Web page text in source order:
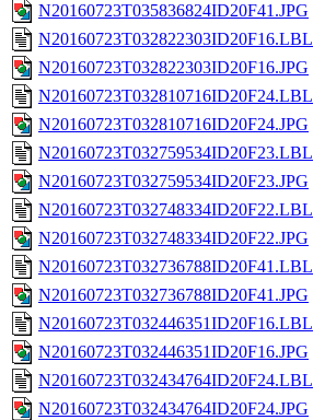
N20160723T035836824ID20F41.JPG
N20160723T032822303ID20F16.LBL
N20160723T032822303ID20F16.JPG
N20160723T032810716ID20F24.LBL
N20160723T032810716ID20F24.JPG
N20160723T032759534ID20F23.LBL
N20160723T032759534ID20F23.JPG
N20160723T032748334ID20F22.LBL
N20160723T032748334ID20F22.JPG
N20160723T032736788ID20F41.LBL
N20160723T032736788ID20F41.JPG
N20160723T032446351ID20F16.LBL
N20160723T032446351ID20F16.JPG
N20160723T032434764ID20F24.LBL
N20160723T032434764ID20F24.JPG